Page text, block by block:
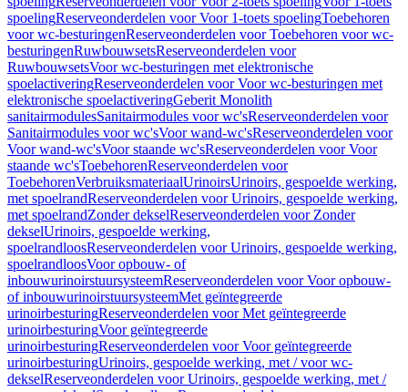
spoelingReserveonderdelen voor Voor 1-toets spoelingToebehoren
voor wc-besturingenReserveonderdelen voor Toebehoren voor wc-
besturingenRuwbouwsetsReserveonderdelen voor
RuwbouwsetsVoor wc-besturingen met elektronische
spoelactiveringReserveonderdelen voor Voor wc-besturingen met
elektronische spoelactiveringGeberit Monolith
sanitairmodulesSanitairmodules voor wc'sReserveonderdelen voor
Sanitairmodules voor wc'sVoor wand-wc'sReserveonderdelen voor
Voor wand-wc'sVoor staande wc'sReserveonderdelen voor Voor
staande wc'sToebehorenReserveonderdelen voor
ToebehorenVerbruiksmateriaalUrinoirsUrinoirs, gespoelde werking,
met spoelrandReserveonderdelen voor Urinoirs, gespoelde werking,
met spoelrandZonder dekselReserveonderdelen voor Zonder
dekselUrinoirs, gespoelde werking,
spoelrandloosReserveonderdelen voor Urinoirs, gespoelde werking,
spoelrandloosVoor opbouw- of
inbouwurinoirstuursysteemReserveonderdelen voor Voor opbouw-
of inbouwurinoirstuursysteemMet geïntegreerde
urinoirbesturingReserveonderdelen voor Met geïntegreerde
urinoirbesturingVoor geïntegreerde
urinoirbesturingReserveonderdelen voor Voor geïntegreerde
urinoirbesturingUrinoirs, gespoelde werking, met / voor wc-
dekselReserveonderdelen voor Urinoirs, gespoelde werking, met /